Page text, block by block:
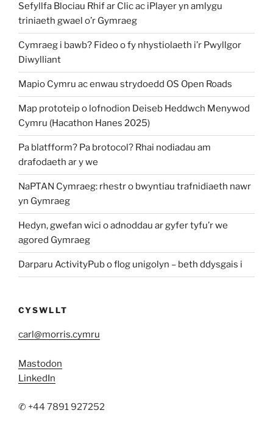
Sefyllfa Blociau Rhif ar Clic ac iPlayer yn amlygu
triniaeth gwael o’r Gymraeg
Cymraeg i bawb? Fideo o fy nhystiolaeth i’r Pwyllgor
Diwylliant
Mapio Cymru ac enwau strydoedd OS Open Roads
Map prototeip o lofnodion Deiseb Heddwch Menywod
Cymru (Hacathon Hanes 2025)
Pa blatfform? Pa brotocol? Rhai nodiadau am
drafodaeth ar y we
NaPTAN Cymraeg: rhestr o bwyntiau trafnidiaeth nawr
yn Gymraeg
Hedyn, gwefan wici o adnoddau ar gyfer tyfu’r we
agored Gymraeg
Darparu ActivityPub o flog unigolyn – beth ddysgais i
CYSWLLT
carl@morris.cymru
Mastodon
LinkedIn
✆ +44 7891 927252